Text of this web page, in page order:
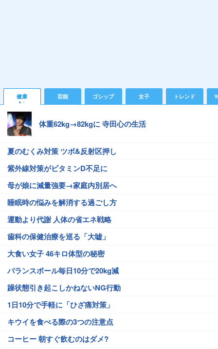
健康 芸能 ゴシップ 女子 トレンド
体重62kg→82kgに 寺田心の生活
夏のむくみ対策 ツボ&反射区押し
紫外線対策がビタミンD不足に
母が娘に減量強要→家庭内別居へ
睡眠時の悩みを解消する過ごし方
運動より代謝 人体の省エネ戦略
歯科の保健治療を巡る「大嘘」
大食い女子 46キロ体型の秘密
バランスボール毎日10分で20kg減
躁状態引き起こしかねないNG行動
1日10分で手軽に「ひざ痛対策」
キウイを食べる際の3つの注意点
コーヒー 朝すぐ飲むのはダメ?